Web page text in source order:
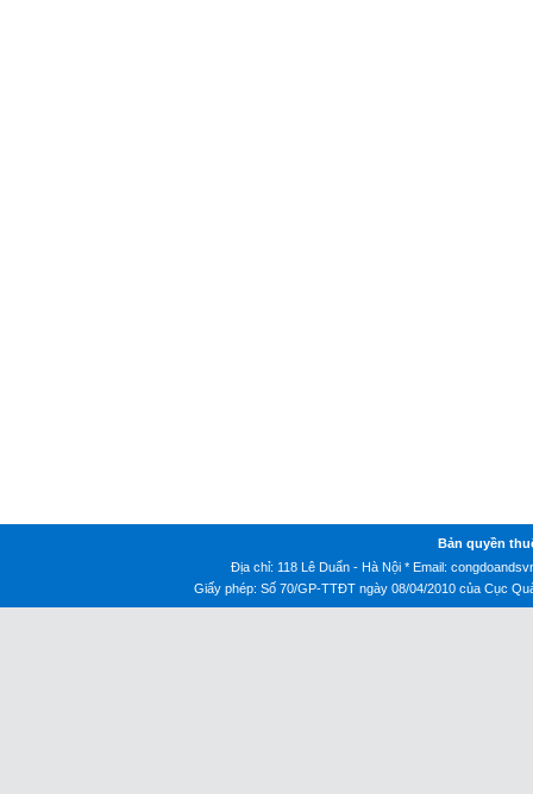
Bản quyền
Địa chỉ: 118 Lê Duẩn - Hà Nội * Email:
Giấy phép: Số 70/GP-TTĐT ngày 08/04/2010 của Cục